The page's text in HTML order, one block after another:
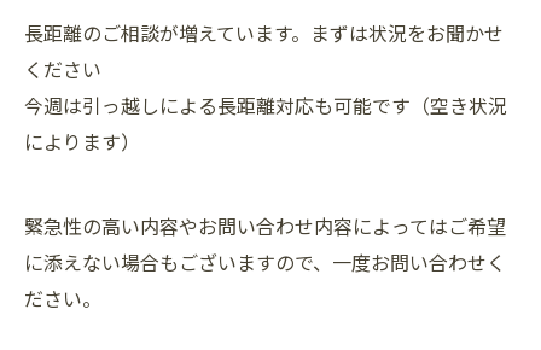
長距離のご相談が増えています。まずは状況をお聞かせ
ください
今週は引っ越しによる長距離対応も可能です（空き状況
によります）
緊急性の高い内容やお問い合わせ内容によってはご希望
に添えない場合もございますので、一度お問い合わせく
ださい。